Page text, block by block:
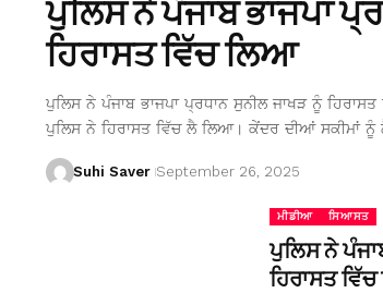
ਪੁਲਿਸ ਨੇ ਪੰਜਾਬ ਭਾਜਪਾ
ਹਿਰਾਸਤ ਵਿੱਚ ਲਿਆ
ਪੁਲਿਸ ਨੇ ਪੰਜਾਬ ਭਾਜਪਾ ਪ੍ਰਧਾਨ ਸੁਨੀਲ ਜਾਖੜ ਨੂੰ
ਪੁਲਿਸ ਨੇ ਹਿਰਾਸਤ ਵਿੱਚ ਲੈ ਲਿਆ। ਕੇਂਦਰ ਦੀਆਂ ਸਕੀਮਾਂ ਨੂੰ
Suhi Saver September 26, 2025
ਮੀਡੀਆ ਸਿਆਸਤ
ਪੁਲਿਸ ਨੇ
ਹਿਰਾਸਤ